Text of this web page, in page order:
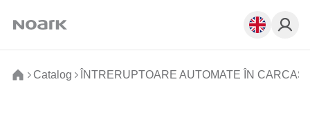
Catalog ÎNTRERUPTOARE AUTOMATE ÎN